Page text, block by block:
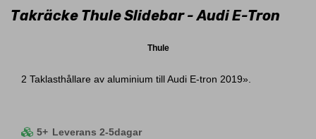
Takräcke Thule Slidebar - Audi E-Tron
Thule
2 Taklasthållare av aluminium till Audi E-tron 2019».
5+ Leverans 2-5dagar